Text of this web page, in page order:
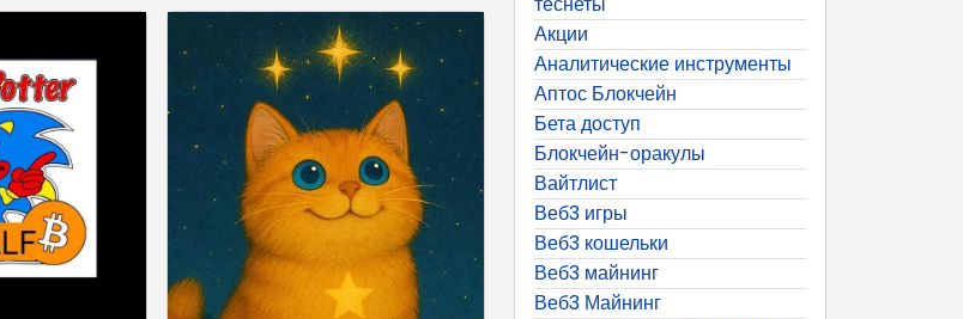
Акции
Аналитические инструменты
Аптос Блокчейн
Бета доступ
Блокчейн-оракулы
Вайтлист
Веб3 игры
Веб3 кошельки
Веб3 майнинг
Веб3 Майнинг